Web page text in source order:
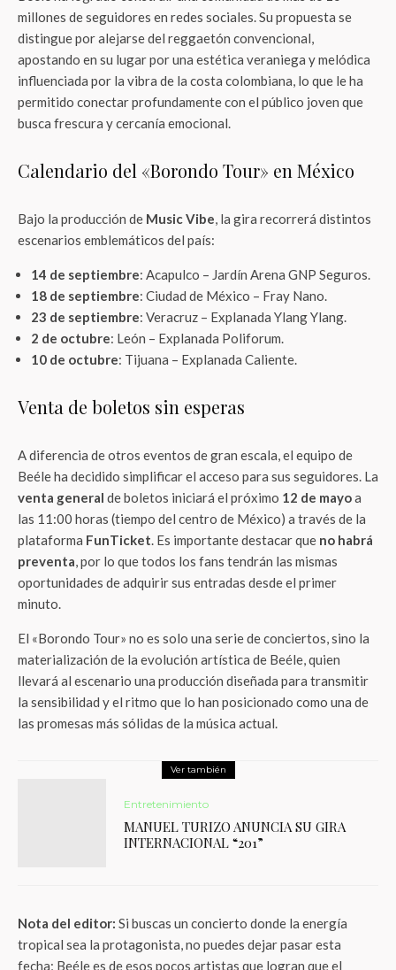
millones de seguidores en redes sociales. Su propuesta se
distingue por alejarse del reggaetón convencional,
apostando en su lugar por una estética veraniega y melódica
influenciada por la vibra de la costa colombiana, lo que le ha
permitido conectar profundamente con el público joven que
busca frescura y cercanía emocional.
Calendario del «Borondo Tour» en México
Bajo la producción de Music Vibe, la gira recorrerá distintos
escenarios emblemáticos del país:
14 de septiembre: Acapulco – Jardín Arena GNP Seguros.
18 de septiembre: Ciudad de México – Fray Nano.
23 de septiembre: Veracruz – Explanada Ylang Ylang.
2 de octubre: León – Explanada Poliforum.
10 de octubre: Tijuana – Explanada Caliente.
Venta de boletos sin esperas
A diferencia de otros eventos de gran escala, el equipo de
Beéle ha decidido simplificar el acceso para sus seguidores. La
venta general de boletos iniciará el próximo 12 de mayoa
las 11:00 horas (tiempo del centro de México) a través de la
plataforma FunTicket. Es importante destacar que no habrá
preventa, por lo que todos los fans tendrán las mismas
oportunidades de adquirir sus entradas desde el primer
minuto.
El «Borondo Tour» no es solo una serie de conciertos, sino la
materialización de la evolución artística de Beéle, quien
llevará al escenario una producción diseñada para transmitir
la sensibilidad y el ritmo que lo han posicionado como una de
las promesas más sólidas de la música actual.
Ver también
Entretenimiento
MANUEL TURIZO ANUNCIA SU GIRA
INTERNACIONAL “201”
Nota del editor: Si buscas un concierto donde la energía
tropical sea la protagonista, no puedes dejar pasar esta
fecha; Beéle es de esos pocos artistas que logran que el